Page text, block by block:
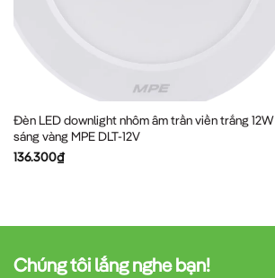
Đèn LED downlight nhôm âm trần viền trắng 12W
sáng vàng MPE DLT-12V
136.300₫
Chúng tôi lắng nghe bạn!